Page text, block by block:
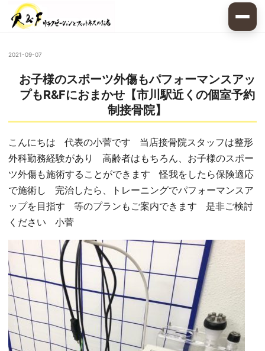
2021-09-07
お子様のスポーツ外傷もパフォーマンスアッ
プもR&Fにおまかせ【市川駅近くの個室予約
制接骨院】
こんにちは 代表の小菅です 当店接骨院スタッフは整形
外科勤務経験があり 高齢者はもちろん、お子様のスポー
ツ外傷も施術することができます 怪我をしたら保険適応
で施術し 完治したら、トレーニングでパフォーマンスア
ップを目指す 等のプランもご案内できます 是非ご検討
ください 小菅